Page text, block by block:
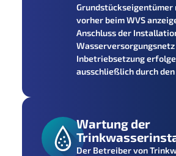
vorher beim WVS
Anschluss der
Wasserversorgungsnetz
Inbetriebsetzung
ausschließlich durch den
Wartung der
Der Betreiber von